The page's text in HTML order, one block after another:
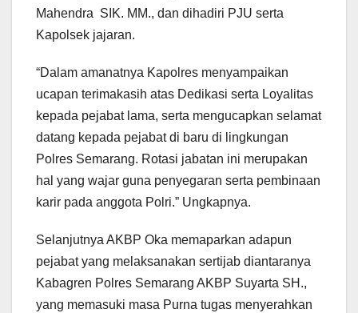
Mahendra SIK. MM., dan dihadiri PJU serta
Kapolsek jajaran.
“Dalam amanatnya Kapolres menyampaikan
ucapan terimakasih atas Dedikasi serta Loyalitas
kepada pejabat lama, serta mengucapkan selamat
datang kepada pejabat di baru di lingkungan
Polres Semarang. Rotasi jabatan ini merupakan
hal yang wajar guna penyegaran serta pembinaan
karir pada anggota Polri.” Ungkapnya.
Selanjutnya AKBP Oka memaparkan adapun
pejabat yang melaksanakan sertijab diantaranya
Kabagren Polres Semarang AKBP Suyarta SH.,
yang memasuki masa Purna tugas menyerahkan